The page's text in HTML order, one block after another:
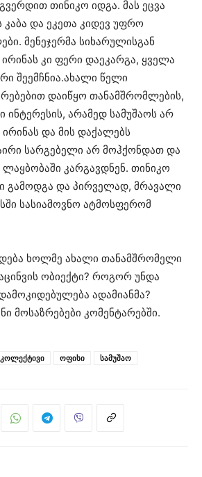
თინიკო იდგა. მას ეცვა
კაბა და ეკეთა კიდევ უფრო
მენეჯერმა სიხარულისგან
ირინას კი ფერი დაეკარგა, ყველა
შეემჩნია.ახალი წელი
დაიწყო თანამშრომლების,
ინტერესის, არამედ სამუშაოს არ
და მის დაქალებს
სარგებელი არ მოჰქონდათ და
კარგავდნენ. თინიკო
გამოდგა და პირველად, მრავალი
სასიამოვნო ატმოსფერომ
ხოლმე ახალი თანამშრომელი
ობიექტი? როგორ უნდა
ადამიანმა?
მოსაზრებები კომენტარებში.
კოლექტივი ოფისი სამუშაო